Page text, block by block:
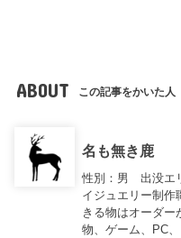
ABOUT この記事をかいた人
名も無き鹿
性別：男 出没エ
イジュエリー制作
きる物はオーダー
物、ゲーム、PC